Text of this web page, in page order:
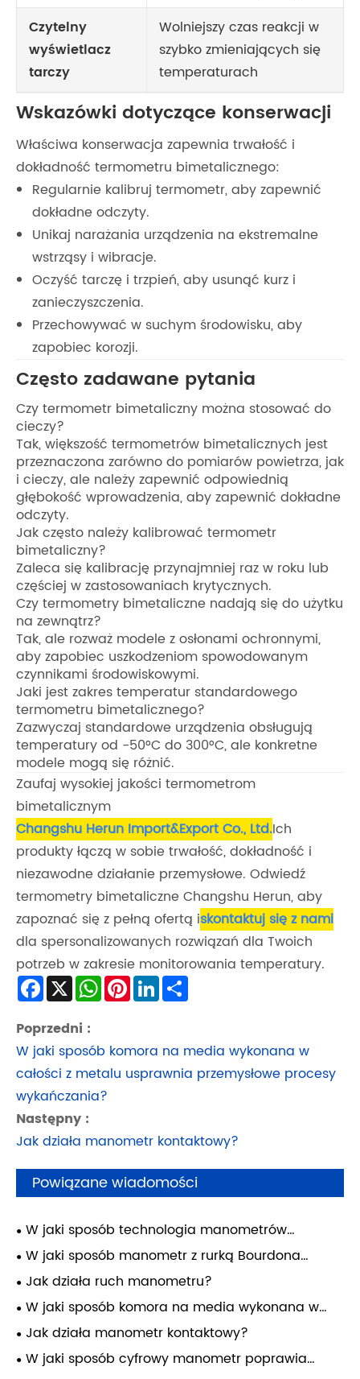
Czytelny
wyświetlacz
tarczy
Wolniejszy czas reakcji w
szybko zmieniających się
temperaturach
Wskazówki dotyczące konserwacji
Właściwa konserwacja zapewnia trwałość i
dokładność termometru bimetalicznego:
Regularnie kalibruj termometr, aby zapewnić
dokładne odczyty.
Unikaj narażania urządzenia na ekstremalne
wstrząsy i wibracje.
Oczyść tarczę i trzpień, aby usunąć kurz i
zanieczyszczenia.
Przechowywać w suchym środowisku, aby
zapobiec korozji.
Często zadawane pytania
Czy termometr bimetaliczny można stosować do
cieczy?
Tak, większość termometrów bimetalicznych jest
przeznaczona zarówno do pomiarów powietrza, jak
i cieczy, ale należy zapewnić odpowiednią
głębokość wprowadzenia, aby zapewnić dokładne
odczyty.
Jak często należy kalibrować termometr
bimetaliczny?
Zaleca się kalibrację przynajmniej raz w roku lub
częściej w zastosowaniach krytycznych.
Czy termometry bimetaliczne nadają się do użytku
na zewnątrz?
Tak, ale rozważ modele z osłonami ochronnymi,
aby zapobiec uszkodzeniom spowodowanym
czynnikami środowiskowymi.
Jaki jest zakres temperatur standardowego
termometru bimetalicznego?
Zazwyczaj standardowe urządzenia obsługują
temperatury od -50°C do 300°C, ale konkretne
modele mogą się różnić.
Zaufaj wysokiej jakości termometrom
bimetalicznym
Changshu Herun Import&Export Co., Ltd.Ich
produkty łączą w sobie trwałość, dokładność i
niezawodne działanie przemysłowe. Odwiedź
termometry bimetaliczne Changshu Herun, aby
zapoznać się z pełną ofertą iskontaktuj się z nami
dla spersonalizowanych rozwiązań dla Twoich
potrzeb w zakresie monitorowania temperatury.
Facebook
X WhatsApp
Pinterest
LinkedIn
Poprzedni :
W jaki sposób komora na media wykonana w
całości z metalu usprawnia przemysłowe procesy
wykańczania?
Następny :
Jak działa manometr kontaktowy?
Powiązane wiadomości
W jaki sposób technologia manometrów
kapsułkowych może poprawić niezawodność
pomiarów przemysłowych?
W jaki sposób manometr z rurką Bourdona
poprawia pomiary przemysłowe?
Jak działa ruch manometru?
W jaki sposób komora na media wykonana w
całości z metalu usprawnia przemysłowe procesy
wykańczania?
Jak działa manometr kontaktowy?
W jaki sposób cyfrowy manometr poprawia